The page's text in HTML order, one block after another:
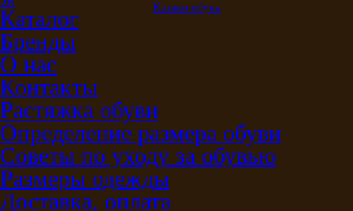
Казаки обувь
Каталог
Бренды
О нас
Контакты
Растяжка обуви
Определение размера обуви
Советы по уходу за обувью
Размеры одежды
Доставка, оплата